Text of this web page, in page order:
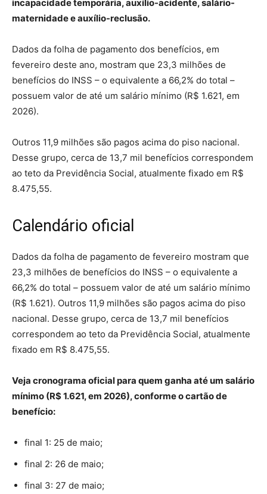
incapacidade temporária, auxílio-acidente, salário-
maternidade e auxílio-reclusão.
Dados da folha de pagamento dos benefícios, em
fevereiro deste ano, mostram que 23,3 milhões de
benefícios do INSS – o equivalente a 66,2% do total –
possuem valor de até um salário mínimo (R$ 1.621, em
2026).
Outros 11,9 milhões são pagos acima do piso nacional.
Desse grupo, cerca de 13,7 mil benefícios correspondem
ao teto da Previdência Social, atualmente fixado em R$
8.475,55.
Calendário oficial
Dados da folha de pagamento de fevereiro mostram que
23,3 milhões de benefícios do INSS – o equivalente a
66,2% do total – possuem valor de até um salário mínimo
(R$ 1.621). Outros 11,9 milhões são pagos acima do piso
nacional. Desse grupo, cerca de 13,7 mil benefícios
correspondem ao teto da Previdência Social, atualmente
fixado em R$ 8.475,55.
Veja cronograma oficial para quem ganha até um salário
mínimo (R$ 1.621, em 2026), conforme o cartão de
benefício:
final 1: 25 de maio;
final 2: 26 de maio;
final 3: 27 de maio;